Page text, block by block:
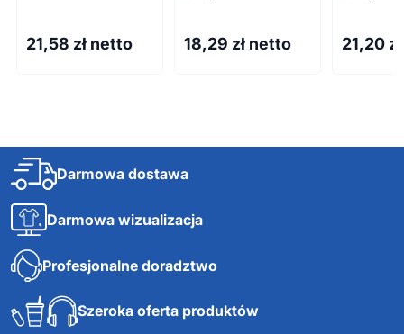
21,58 zł netto 18,29 zł netto 21,20
Darmowa dostawa
Darmowa wizualizacja
Profesjonalne doradztwo
Szeroka oferta produktów